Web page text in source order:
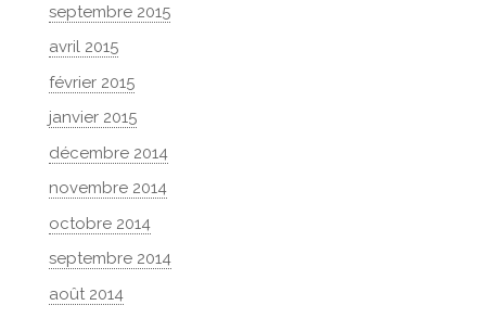
septembre 2015
avril 2015
février 2015
janvier 2015
décembre 2014
novembre 2014
octobre 2014
septembre 2014
août 2014